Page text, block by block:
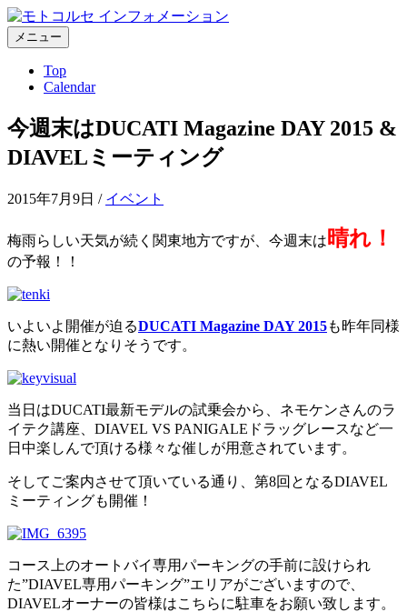
コ
ン
テ
ス
キ
ッ
メニュー
Top
Calendar
今週末はDUCATI Magazine DAY 2015 &
DIAVELミーティング
2015年7月9日 / イベント
梅雨らしい天気が続く関東地方ですが、今週末は 晴れ！
の予報！！
いよいよ開催が迫るDUCATI Magazine DAY 2015も昨年同様
に熱い開催となりそうです。
当日はDUCATI最新モデルの試乗会から、ネモケンさんのラ
イテク講座、DIAVEL VS PANIGALEドラッグレースなど一
日中楽しんで頂ける様々な催しが用意されています。
そしてご案内させて頂いている通り、第8回となるDIAVEL
ミーティングも開催！
コース上のオートバイ専用パーキングの手前に設けられ
た”DIAVEL専用パーキング”エリアがございますので、
DIAVELオーナーの皆様はこちらに駐車をお願い致します。